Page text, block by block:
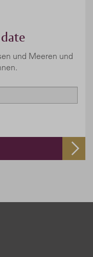
und Meeren und